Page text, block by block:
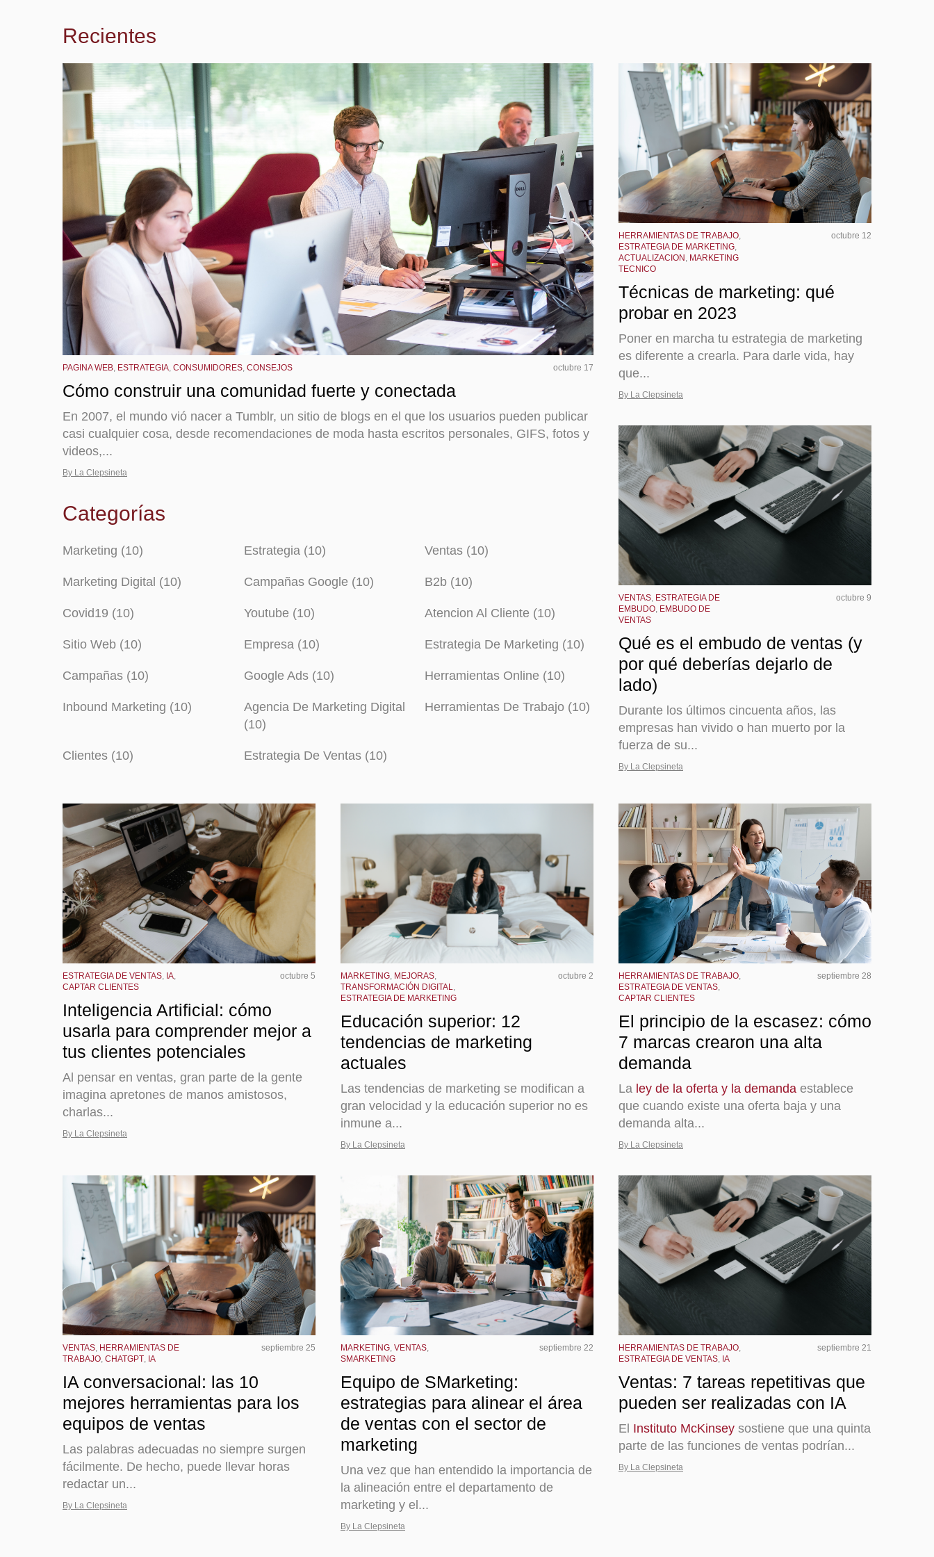
Recientes
PAGINA WEB ESTRATEGIA CONSUMIDORES CONSEJOS octubre 17
Cómo construir una comunidad fuerte y conectada
En 2007, el mundo vió nacer a Tumblr, un sitio de blogs en el que los usuarios pueden publicar
casi cualquier cosa, desde recomendaciones de moda hasta escritos personales, GIFS, fotos y
videos,...
By La Clepsineta
Categorías
Marketing (10) Estrategia (10) Ventas (10)
Marketing Digital (10) Campañas Google (10) B2b (10)
Covid19 (10) Youtube (10) Atencion Al Cliente (10)
Sitio Web (10) Empresa (10) Estrategia De Marketing (10)
Campañas (10) Google Ads (10) Herramientas Online (10)
Inbound Marketing (10)
Agencia De Marketing Digital
(10)
Herramientas De Trabajo (10)
Clientes (10) Estrategia De Ventas (10)
HERRAMIENTAS DE TRABAJO
ESTRATEGIA DE MARKETING
ACTUALIZACION MARKETING
TECNICO
octubre 12
Técnicas de marketing: qué
probar en 2023
Poner en marcha tu estrategia de marketing
es diferente a crearla. Para darle vida, hay
que...
By La Clepsineta
VENTAS ESTRATEGIA DE
EMBUDO EMBUDO DE
VENTAS
octubre 9
Qué es el embudo de ventas (y
por qué deberías dejarlo de
lado)
Durante los últimos cincuenta años, las
empresas han vivido o han muerto por la
fuerza de su...
By La Clepsineta
ESTRATEGIA DE VENTAS IA
CAPTAR CLIENTES
octubre 5
Inteligencia Artificial: cómo
usarla para comprender mejor a
tus clientes potenciales
Al pensar en ventas, gran parte de la gente
imagina apretones de manos amistosos,
charlas...
By La Clepsineta
MARKETING MEJORAS
TRANSFORMACIÓN DIGITAL
ESTRATEGIA DE MARKETING
octubre 2
Educación superior: 12
tendencias de marketing
actuales
Las tendencias de marketing se modifican a
gran velocidad y la educación superior no es
inmune a...
By La Clepsineta
HERRAMIENTAS DE TRABAJO
ESTRATEGIA DE VENTAS
CAPTAR CLIENTES
septiembre 28
El principio de la escasez: cómo
7 marcas crearon una alta
demanda
La ley de la oferta y la demanda establece
que cuando existe una oferta baja y una
demanda alta...
By La Clepsineta
VENTAS HERRAMIENTAS DE
TRABAJO CHATGPT IA
septiembre 25
IA conversacional: las 10
mejores herramientas para los
equipos de ventas
Las palabras adecuadas no siempre surgen
fácilmente. De hecho, puede llevar horas
redactar un...
By La Clepsineta
MARKETING VENTAS
SMARKETING
septiembre 22
Equipo de SMarketing:
estrategias para alinear el área
de ventas con el sector de
marketing
Una vez que han entendido la importancia de
la alineación entre el departamento de
marketing y el...
By La Clepsineta
HERRAMIENTAS DE TRABAJO
ESTRATEGIA DE VENTAS IA
septiembre 21
Ventas: 7 tareas repetitivas que
pueden ser realizadas con IA
El Instituto McKinsey sostiene que una quinta
parte de las funciones de ventas podrían...
By La Clepsineta